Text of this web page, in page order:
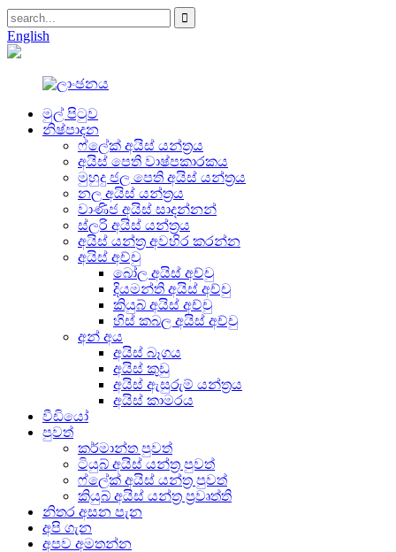
English
මුල් පිටුව
නිෂ්පාදන
ෆ්ලේක් අයිස් යන්ත්‍රය
අයිස් පෙති වාෂ්පකාරකය
මුහුදු ජල පෙති අයිස් යන්ත්‍රය
නල අයිස් යන්ත්‍රය
වාණිජ අයිස් සාදන්නන්
ස්ලරි අයිස් යන්ත්‍රය
අයිස් යන්ත්‍ර අවහිර කරන්න
අයිස් අච්චු
බෝල අයිස් අච්චු
දියමන්ති අයිස් අච්චු
කියුබ් අයිස් අච්චු
හිස් කබල අයිස් අච්චු
අන් අය
අයිස් බෑගය
අයිස් කුඩු
අයිස් ඇසුරුම් යන්ත්‍රය
අයිස් කාමරය
වීඩියෝ
පුවත්
කර්මාන්ත පුවත්
ටියුබ් අයිස් යන්ත්‍ර පුවත්
ෆ්ලේක් අයිස් යන්ත්‍ර පුවත්
කියුබ් අයිස් යන්ත්‍ර ප්‍රවෘත්ති
නිතර අසන පැන
අපි ගැන
අපව අමතන්න